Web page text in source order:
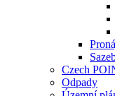
Czech
Odpady